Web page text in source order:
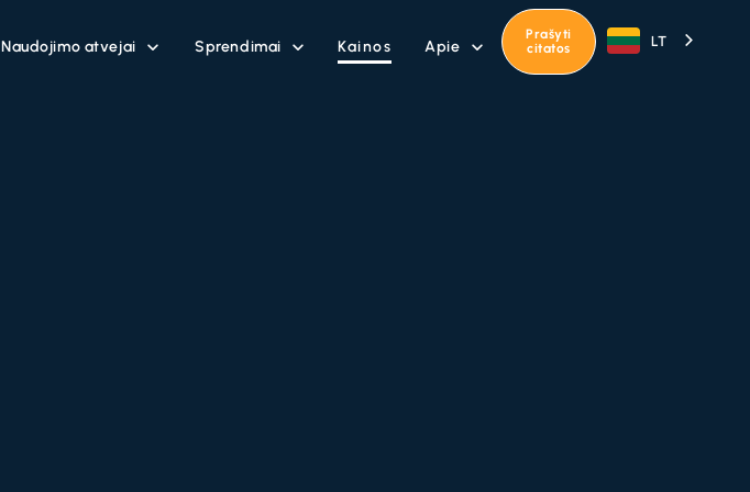
Naudojimo atvejai  Sprendimai  Kainos Apie 
Prašyti
citatos
LT